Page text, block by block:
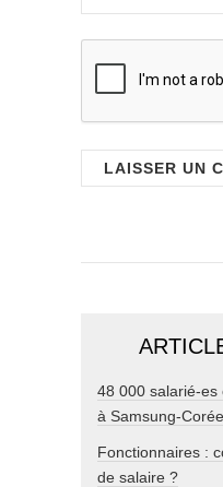
48 000 salarié-es
à Samsung-Corée
Fonctionnaires :
de salaire ?